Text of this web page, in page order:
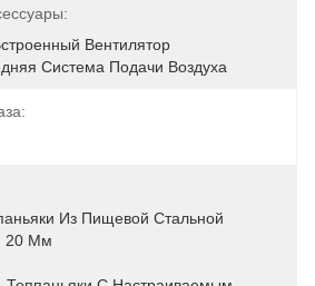
Вентилятор
Система Подачи Воздуха
Из Пищевой Стальной
20 Мм